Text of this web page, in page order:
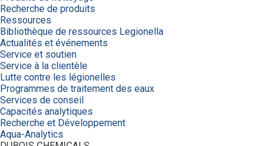
Recherche de produits
Ressources
Bibliothèque de ressources Legionella
Actualités et événements
Service et soutien
Service à la clientèle
Lutte contre les légionelles
Programmes de traitement des eaux
Services de conseil
Capacités analytiques
Recherche et Développement
Aqua-Analytics